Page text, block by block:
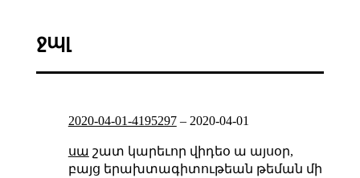
ջպլ
2020-04-01-4195297– 2020-04-01
սա շատ կարեւոր վիդեօ ա այսօր,
բայց երախտագիտութեան թեման մի